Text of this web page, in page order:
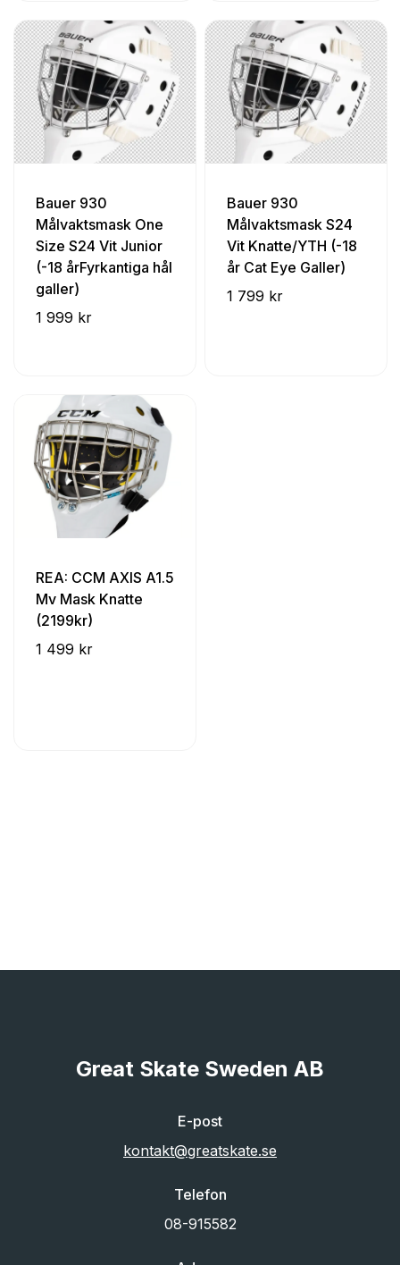
Bauer 930
Målvaktsmask One
Size S24 Vit Junior
(-18 årFyrkantiga hål
galler)
1 999 kr
Bauer 930
Målvaktsmask S24
Vit Knatte/YTH (-18
år Cat Eye Galler)
1 799 kr
REA: CCM AXIS A1.5
Mv Mask Knatte
(2199kr)
1 499 kr
Great Skate Sweden AB
E-post
kontakt@greatskate.se
Telefon
08-915582